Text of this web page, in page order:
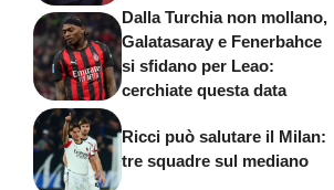
Dalla Turchia non mollano,
Galatasaray e Fenerbahce
si sfidano per Leao:
cerchiate questa data
Ricci può salutare il Milan:
tre squadre sul mediano